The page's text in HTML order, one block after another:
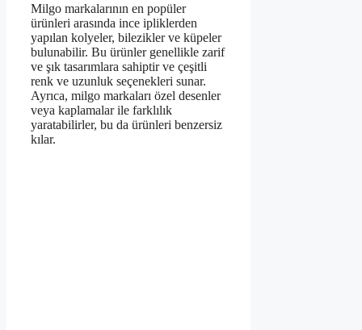
Milgo markalarının en popüler
ürünleri arasında ince ipliklerden
yapılan kolyeler, bilezikler ve küpeler
bulunabilir. Bu ürünler genellikle zarif
ve şık tasarımlara sahiptir ve çeşitli
renk ve uzunluk seçenekleri sunar.
Ayrıca, milgo markaları özel desenler
veya kaplamalar ile farklılık
yaratabilirler, bu da ürünleri benzersiz
kılar.